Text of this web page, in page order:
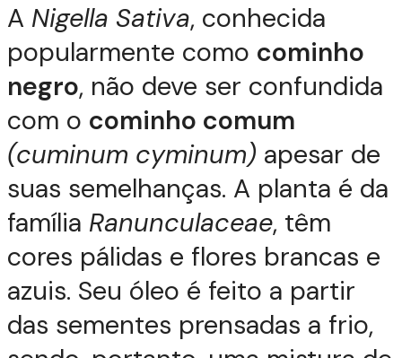
A Nigella Sativa, conhecida
popularmente como cominho
negro, não deve ser confundida
com o cominho comum
(cuminum cyminum) apesar de
suas semelhanças. A planta é da
família Ranunculaceae, têm
cores pálidas e flores brancas e
azuis. Seu óleo é feito a partir
das sementes prensadas a frio,